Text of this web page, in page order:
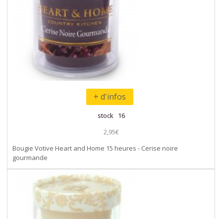
+ d'infos
stock 16
2,95€
Bougie Votive Heart and Home 15 heures - Cerise noire
gourmande